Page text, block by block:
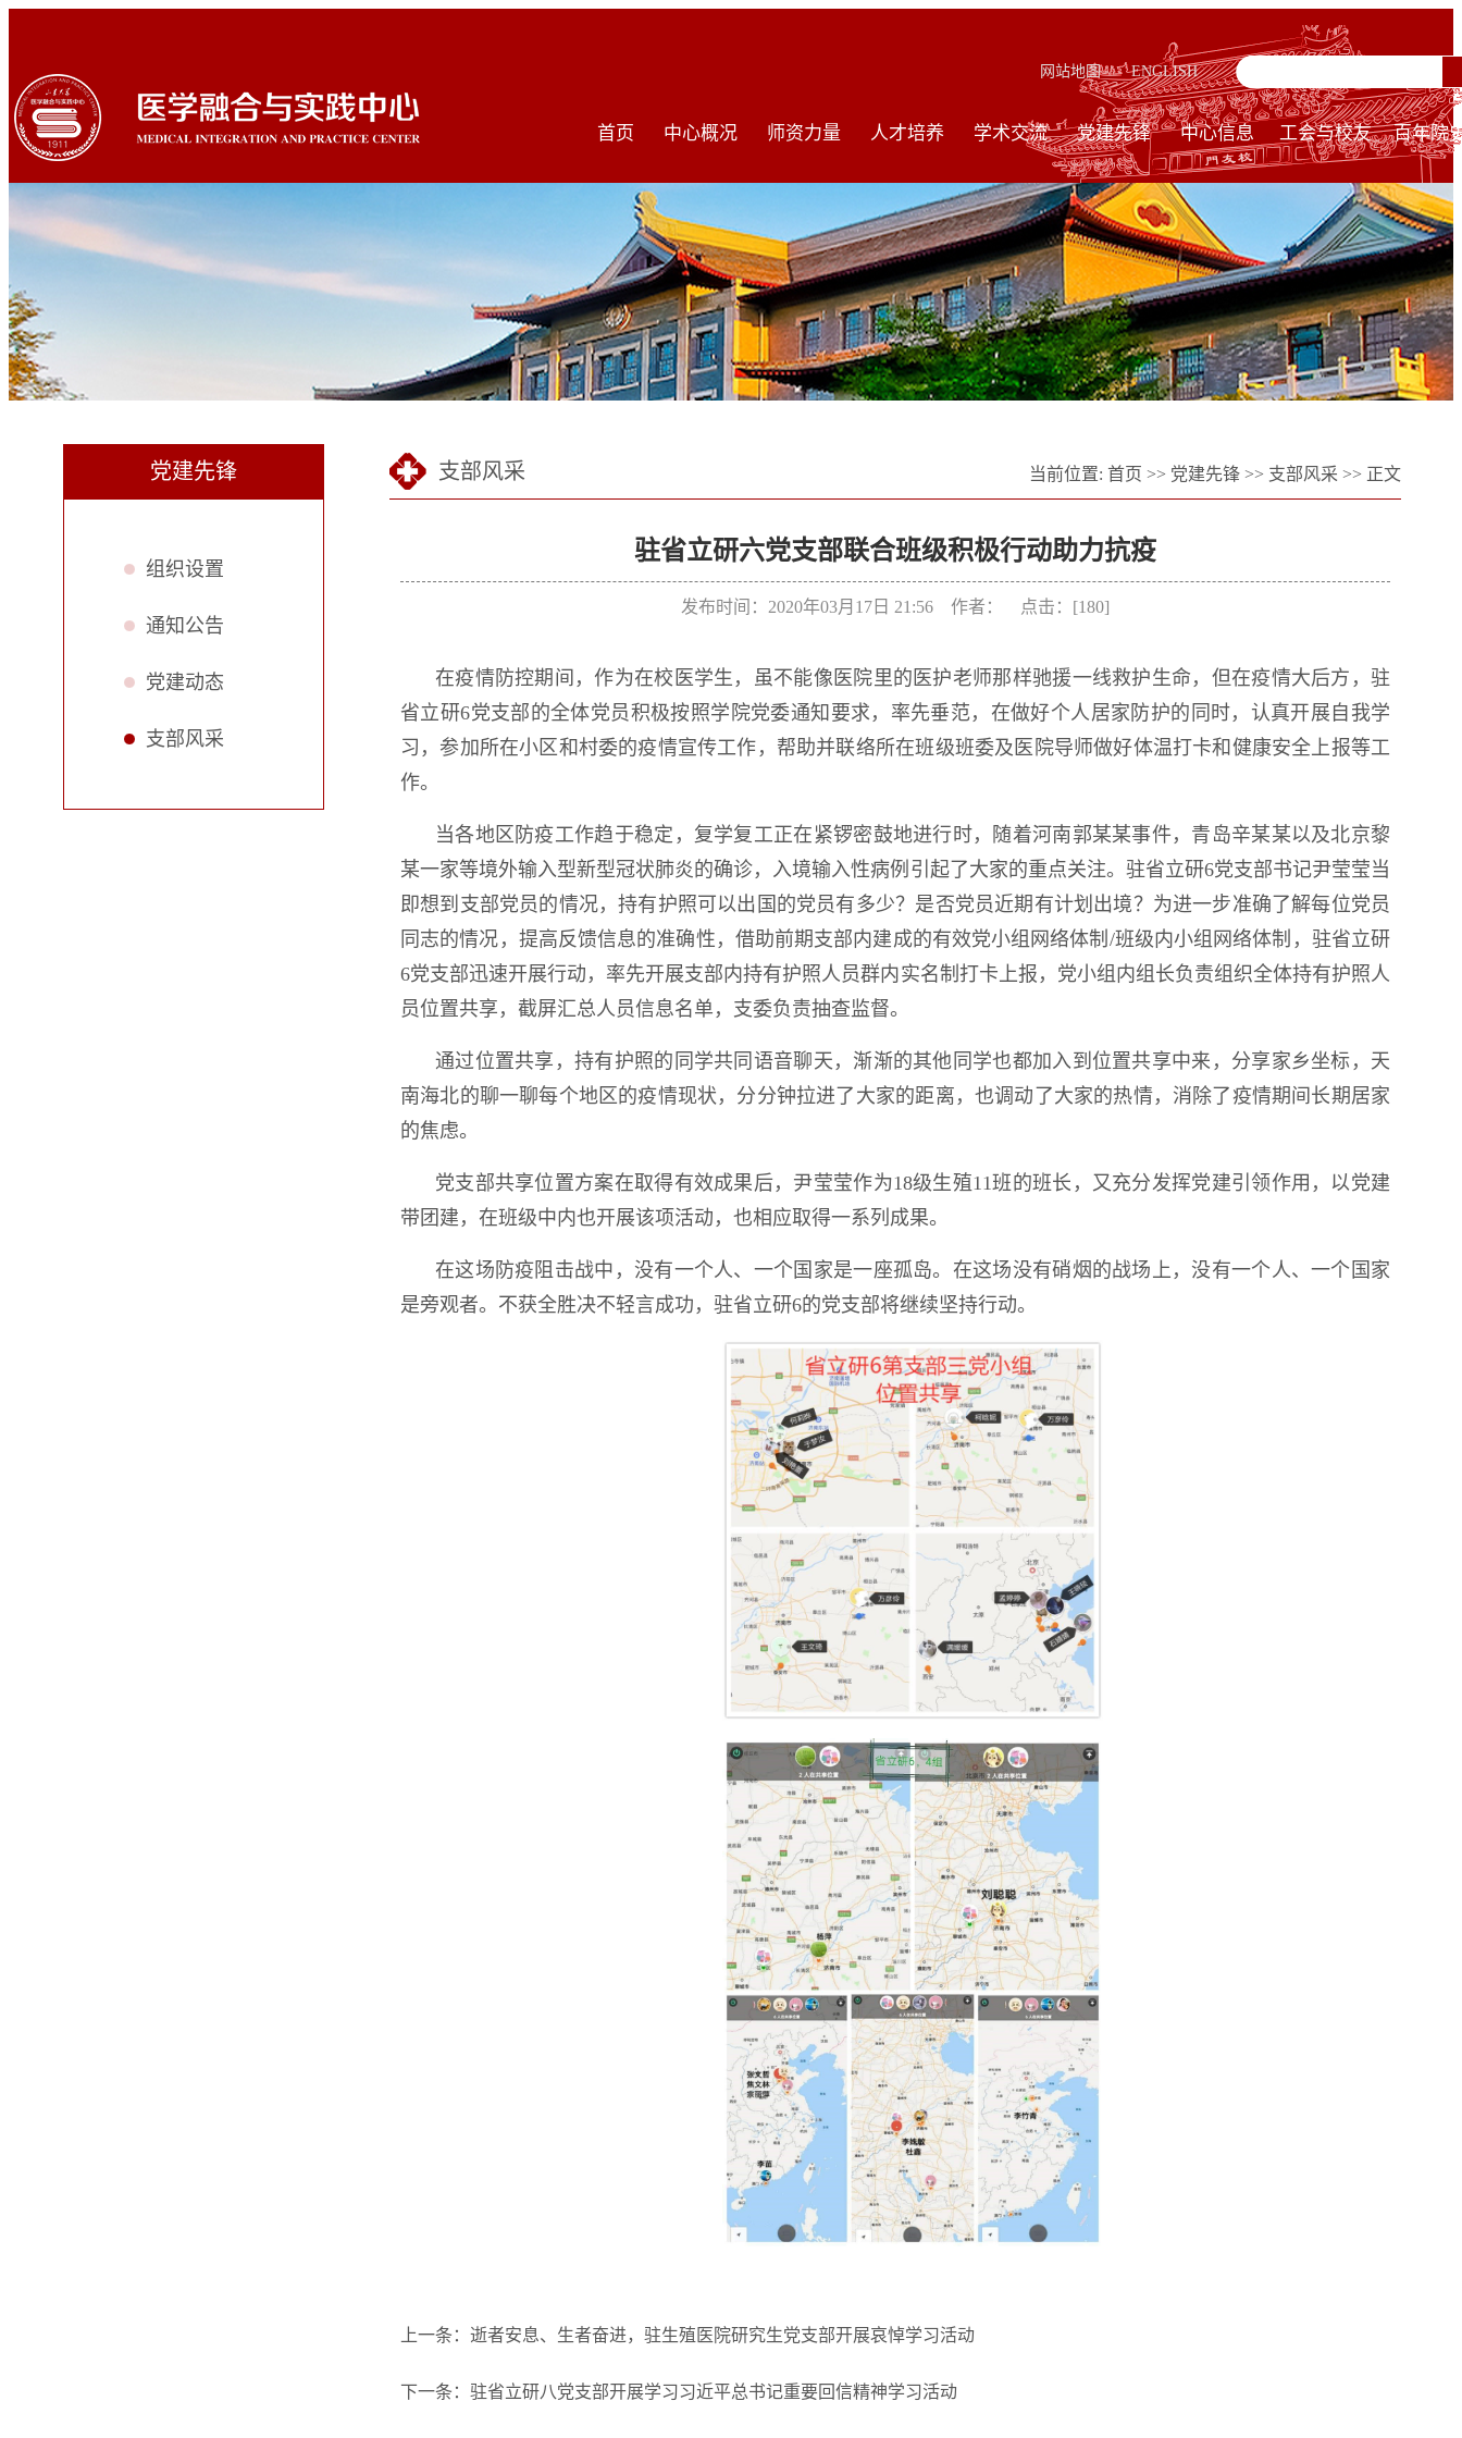
网站地图 ENGLISH
首页 中心概况 师资力量 人才培养 学术交流 党建先锋 中心信息 工会与校友 百年院
党建先锋
组织设置
通知公告
党建动态
支部风采
支部风采 当前位置: 首页 >> 党建先锋 >> 支部风采 >> 正文
驻省立研六党支部联合班级积极行动助力抗疫
发布时间：2020年03月17日 21:56 作者： 点击：[180]
在疫情防控期间，作为在校医学生，虽不能像医院里的医护老师那样驰援一线救护生命，但在疫情大后方，驻
省立研6党支部的全体党员积极按照学院党委通知要求，率先垂范，在做好个人居家防护的同时，认真开展自我学
习，参加所在小区和村委的疫情宣传工作，帮助并联络所在班级班委及医院导师做好体温打卡和健康安全上报等工
作。
当各地区防疫工作趋于稳定，复学复工正在紧锣密鼓地进行时，随着河南郭某某事件，青岛辛某某以及北京黎
某一家等境外输入型新型冠状肺炎的确诊，入境输入性病例引起了大家的重点关注。驻省立研6党支部书记尹莹莹当
即想到支部党员的情况，持有护照可以出国的党员有多少？是否党员近期有计划出境？为进一步准确了解每位党员
同志的情况，提高反馈信息的准确性，借助前期支部内建成的有效党小组网络体制/班级内小组网络体制，驻省立研
6党支部迅速开展行动，率先开展支部内持有护照人员群内实名制打卡上报，党小组内组长负责组织全体持有护照人
员位置共享，截屏汇总人员信息名单，支委负责抽查监督。
通过位置共享，持有护照的同学共同语音聊天，渐渐的其他同学也都加入到位置共享中来，分享家乡坐标，天
南海北的聊一聊每个地区的疫情现状，分分钟拉进了大家的距离，也调动了大家的热情，消除了疫情期间长期居家
的焦虑。
党支部共享位置方案在取得有效成果后，尹莹莹作为18级生殖11班的班长，又充分发挥党建引领作用，以党建
带团建，在班级中内也开展该项活动，也相应取得一系列成果。
在这场防疫阻击战中，没有一个人、一个国家是一座孤岛。在这场没有硝烟的战场上，没有一个人、一个国家
是旁观者。不获全胜决不轻言成功，驻省立研6的党支部将继续坚持行动。
上一条： 逝者安息、生者奋进，驻生殖医院研究生党支部开展哀悼学习活动
下一条： 驻省立研八党支部开展学习习近平总书记重要回信精神学习活动